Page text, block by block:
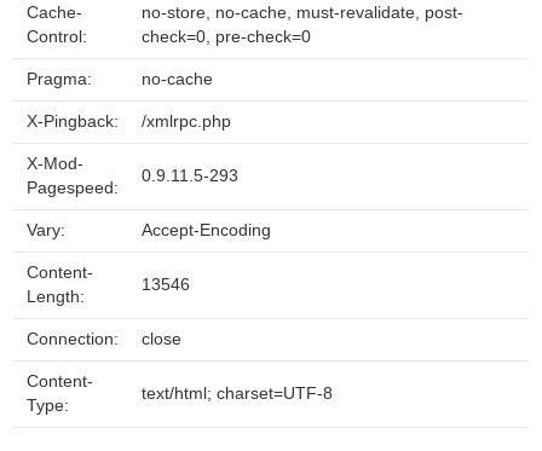
Cache-
Control:
no-store, no-cache, must-revalidate, post-
check=0, pre-check=0
Pragma: no-cache
X-Pingback: /xmlrpc.php
X-Mod-
Pagespeed:
0.9.11.5-293
Vary: Accept-Encoding
Content-
Length:
13546
Connection: close
Content-
Type:
text/html; charset=UTF-8